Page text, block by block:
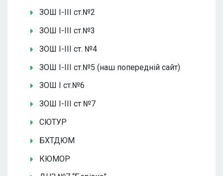
ЗОШ І-ІІІ ст.№2
ЗОШ І-ІІІ ст.№3
ЗОШ І-ІІІ ст. №4
ЗОШ І-ІІІ ст.№5 (наш попередній сайт)
ЗОШ І ст.№6
ЗОШ І-ІІІ ст №7
СЮТУР
БХТДЮМ
КЮМОР